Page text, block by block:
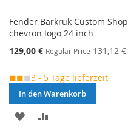
Fender Barkruk Custom Shop
chevron logo 24 inch
Special
129,00 € Regular Price 131,12 €
◼◼◼3 - 5 Tage lieferzeit
In den Warenkorb
MERKEN